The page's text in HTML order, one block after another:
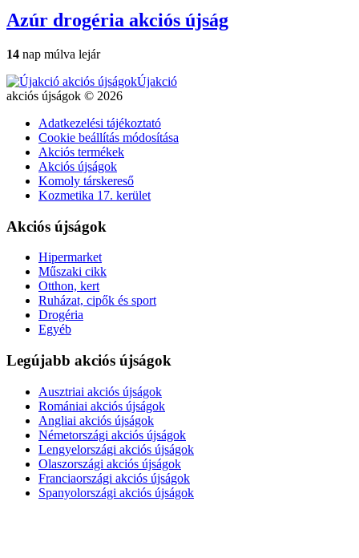
Azúr drogéria akciós újság
14 nap múlva lejár
Újakció
akciós újságok © 2026
Adatkezelési tájékoztató
Cookie beállítás módosítása
Akciós termékek
Akciós újságok
Komoly társkereső
Kozmetika 17. kerület
Akciós újságok
Hipermarket
Műszaki cikk
Otthon, kert
Ruházat, cipők és sport
Drogéria
Egyéb
Legújabb akciós újságok
Ausztriai akciós újságok
Romániai akciós újságok
Angliai akciós újságok
Németországi akciós újságok
Lengyelországi akciós újságok
Olaszországi akciós újságok
Franciaországi akciós újságok
Spanyolországi akciós újságok